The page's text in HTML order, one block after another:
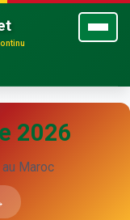
2026
Maroc